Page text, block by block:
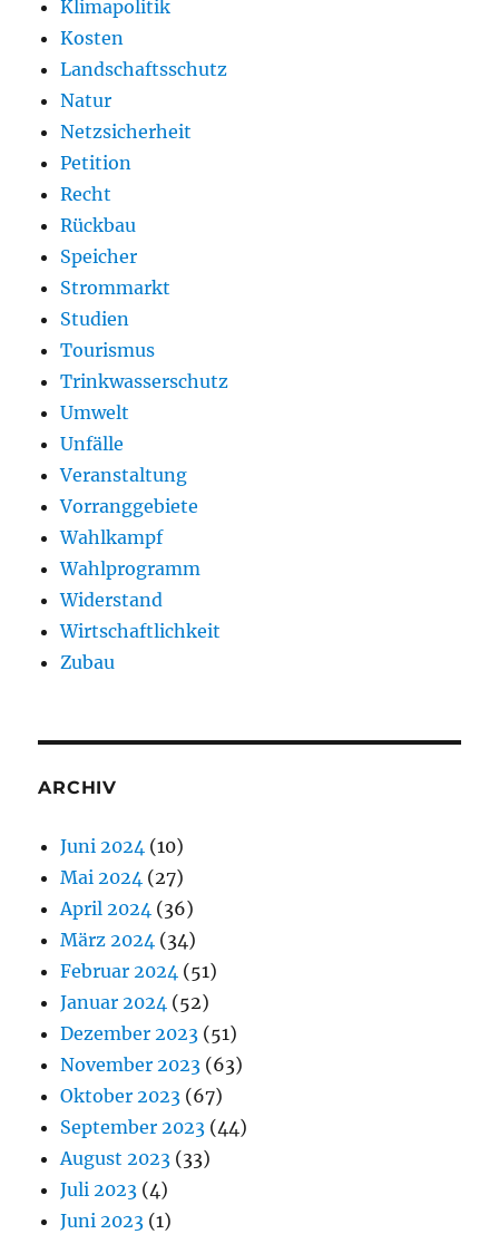
Klimapolitik
Kosten
Landschaftsschutz
Natur
Netzsicherheit
Petition
Recht
Rückbau
Speicher
Strommarkt
Studien
Tourismus
Trinkwasserschutz
Umwelt
Unfälle
Veranstaltung
Vorranggebiete
Wahlkampf
Wahlprogramm
Widerstand
Wirtschaftlichkeit
Zubau
ARCHIV
Juni 2024 (10)
Mai 2024 (27)
April 2024 (36)
März 2024 (34)
Februar 2024 (51)
Januar 2024 (52)
Dezember 2023 (51)
November 2023 (63)
Oktober 2023 (67)
September 2023 (44)
August 2023 (33)
Juli 2023 (4)
Juni 2023 (1)